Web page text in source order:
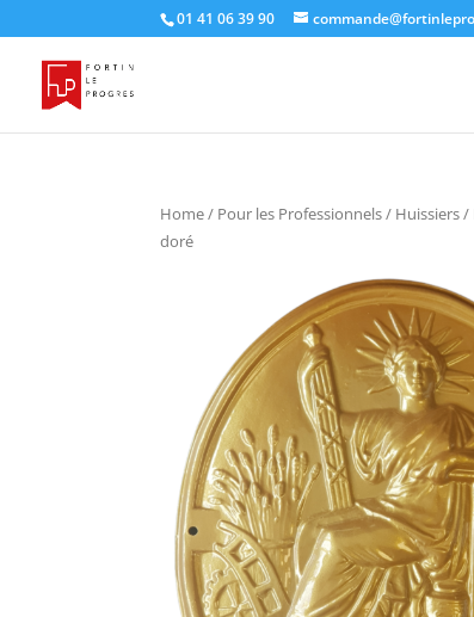
01 41 06 39 90
Home/ Pour les Professionnels/ Huissiers/
doré